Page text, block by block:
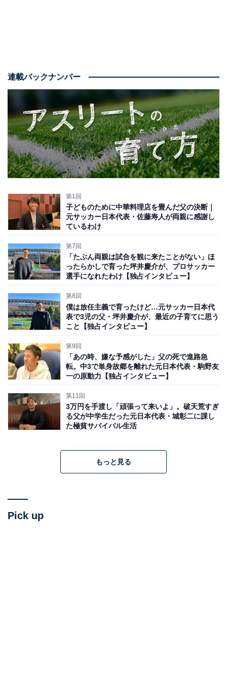
連載バックナンバー
第1回
子どものために中華料理店を畳んだ父の決断｜
元サッカー日本代表・佐藤寿人が両親に感謝し
ているわけ
第7回
「たぶん両親は試合を観に来たことがない」ほ
ったらかしで育った坪井慶介が、プロサッカー
選手になれたわけ【独占インタビュー】
第8回
僕は放任主義で育ったけど…元サッカー日本代
表で3児の父・坪井慶介が、最近の子育てに思う
こと【独占インタビュー】
第9回
「あの時、嫌な予感がした」父の死で進路急
転。中3で単身故郷を離れた元日本代表・駒野友
一の原動力【独占インタビュー】
第11回
3万円を手渡し「頑張って来いよ」。破天荒すぎ
る父が中学生だった元日本代表・城彰二に課し
た極貧サバイバル生活
もっと見る
Pick up